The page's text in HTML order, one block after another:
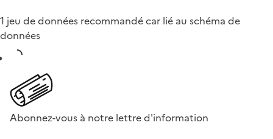
1 jeu de données recommandé car lié au schéma de
données
Abonnez-vous à notre lettre d'information